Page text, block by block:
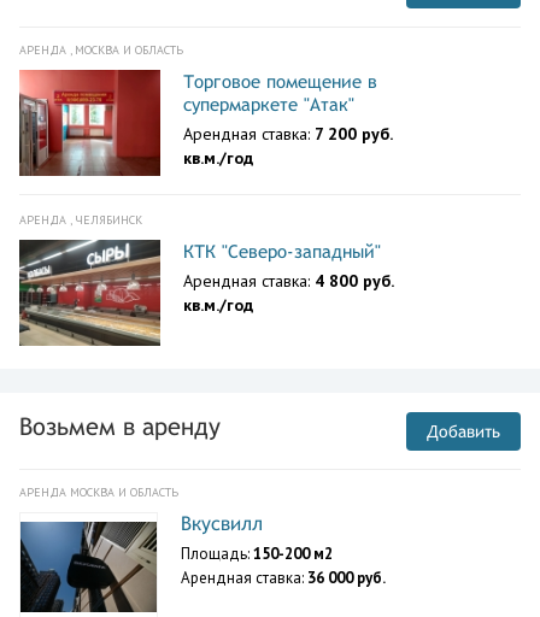
АРЕНДА , МОСКВА И ОБЛАСТЬ
Торговое помещение в
супермаркете "Атак"
Арендная ставка: 7 200 руб.
кв.м./год
АРЕНДА , ЧЕЛЯБИНСК
КТК "Северо-западный"
Арендная ставка: 4 800 руб.
кв.м./год
Возьмем в аренду Добавить
АРЕНДА МОСКВА И ОБЛАСТЬ
Вкусвилл
Площадь:150-200 м2
Арендная ставка: 36 000 руб.